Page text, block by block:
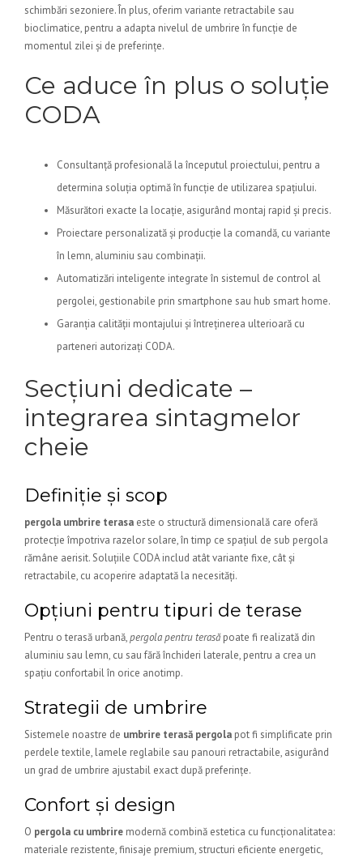
schimbări sezoniere. În plus, oferim variante retractabile sau
bioclimatice, pentru a adapta nivelul de umbrire în funcție de
momentul zilei și de preferințe.
Ce aduce în plus o soluție
CODA
Consultanță profesională la începutul proiectului, pentru a
determina soluția optimă în funcție de utilizarea spațiului.
Măsurători exacte la locație, asigurând montaj rapid și precis.
Proiectare personalizată și producție la comandă, cu variante
în lemn, aluminiu sau combinații.
Automatizări inteligente integrate în sistemul de control al
pergolei, gestionabile prin smartphone sau hub smart home.
Garanția calității montajului și întreținerea ulterioară cu
parteneri autorizați CODA.
Secțiuni dedicate –
integrarea sintagmelor
cheie
Definiție și scop
pergola umbrire terasa este o structură dimensională care oferă
protecție împotriva razelor solare, în timp ce spațiul de sub pergola
rămâne aerisit. Soluțiile CODA includ atât variante fixe, cât și
retractabile, cu acoperire adaptată la necesități.
Opțiuni pentru tipuri de terase
Pentru o terasă urbană,pergola pentru terasăpoate fi realizată din
aluminiu sau lemn, cu sau fără închideri laterale, pentru a crea un
spațiu confortabil în orice anotimp.
Strategii de umbrire
Sistemele noastre de umbrire terasă pergola pot fi simplificate prin
perdele textile, lamele reglabile sau panouri retractabile, asigurând
un grad de umbrire ajustabil exact după preferințe.
Confort și design
O pergola cu umbrire modernă combină estetica cu funcționalitatea:
materiale rezistente, finisaje premium, structuri eficiente energetic,